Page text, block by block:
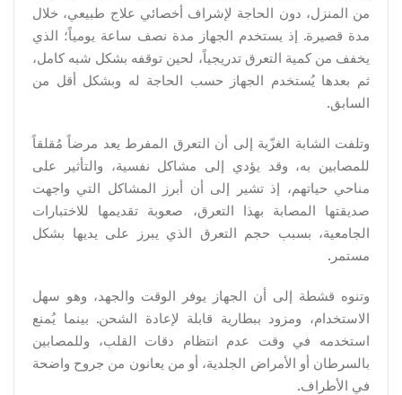
من المنزل، دون الحاجة لإشراف أخصائي علاج طبيعي، خلال
مدة قصيرة. إذ يستخدم الجهاز مدة نصف ساعة يومياً؛ الذي
يخفف من كمية التعرق تدريجياً، لحين توقفه بشكل شبه كامل،
ثم بعدها يُستخدم الجهاز حسب الحاجة له وبشكل أقل من
السابق.
وتلفت الشابة الغزّية إلى أن التعرق المفرط يعد مرضاً مُقلقاً
للمصابين به، وقد يؤدي إلى مشاكل نفسية، والتأثير على
مناحي حياتهم، إذ تشير إلى أن أبرز المشاكل التي واجهت
صديقتها المصابة بهذا التعرق، صعوبة تقديمها للاختبارات
الجامعية، بسبب حجم التعرق الذي يبرز على يديها بشكل
مستمر.
وتنوه قشطة إلى أن الجهاز يوفر الوقت والجهد، وهو سهل
الاستخدام، ومزود ببطارية قابلة لإعادة الشحن. بينما يُمنع
استخدمه في وقت عدم انتظام دقات القلب، وللمصابين
بالسرطان أو الأمراض الجلدية، أو من يعانون من جروح واضحة
في الأطراف.